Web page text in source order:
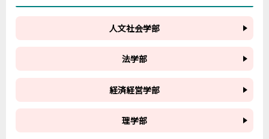
人文社会学部
法学部
経済経営学部
理学部